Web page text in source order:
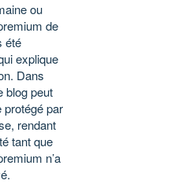
ou
de
été
explique
Dans
blog peut
protégé par
rendant
tant que
n’a